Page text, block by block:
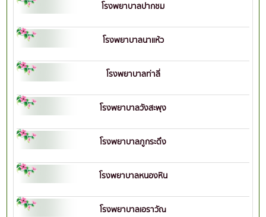
โรงพยาบาลปากชม
โรงพยาบาลนาแห้ว
โรงพยาบาลท่าลี่
โรงพยาบาลวังสะพุง
โรงพยาบาลภูกระดึง
โรงพยาบาลหนองหิน
โรงพยาบาลเอราวัณ